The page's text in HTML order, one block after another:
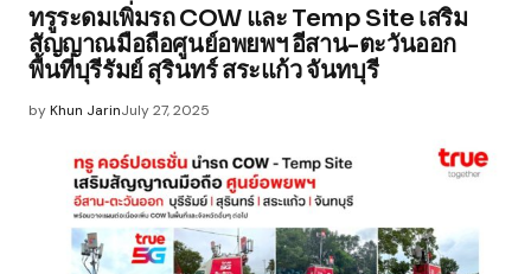
ทรูระดมเพิ่มรถ COW และ Temp Site เสริม
สัญญาณมือถือศูนย์อพยพฯ อีสาน-ตะวันออก
พื้นที่บุรีรัมย์ สุรินทร์ สระแก้ว จันทบุรี
byKhun JarinJuly 27, 2025